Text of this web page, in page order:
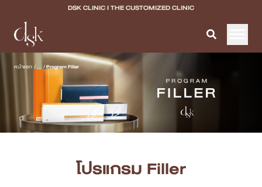
DSK CLINIC I THE CUSTOMIZED CLINIC
หน้าแรก
เกี่ยวกับ DSK Clinic
บริการทั้งหมด
Program Acne Scar
หน้าแรก / ... /Program Filler
โปรแกรม Filler